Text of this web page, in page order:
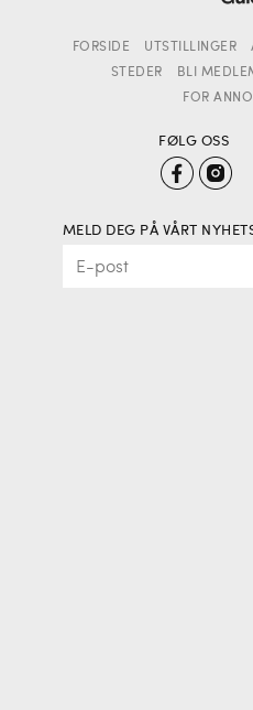
FORSIDE UTSTILLINGER
STEDER
BLI
FOR
FØLG OSS
MELD DEG PÅ VÅRT